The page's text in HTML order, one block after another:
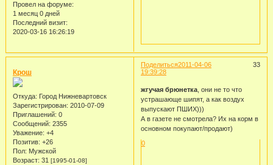
Провел на форуме:
1 месяц 0 дней
Последний визит:
2020-03-16 16:26:19
Поделиться 33
2011-04-06
19:39:28
Крош
Откуда: Город Нижневартовск
Зарегистрирован: 2010-07-09
Приглашений: 0
Сообщений: 2355
Уважение: +4
Позитив: +26
Пол: Мужской
Возраст: 31 [1995-01-08]
жгучая брюнетка, они не то что
устрашающе шипят, а как воздух
выпускают ПШИХ)))
А в газете не смотрела? Их на корм в
основном покупают/продают)
0